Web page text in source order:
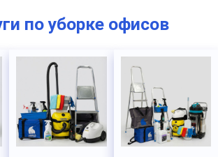
по уборке офисов